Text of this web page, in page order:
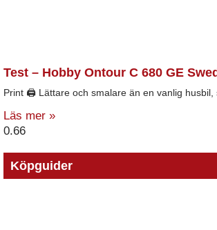
Test – Hobby Ontour C 680 GE
Print 🖨 Lättare och smalare än en vanlig husbil,
Läs mer »
Köpguider